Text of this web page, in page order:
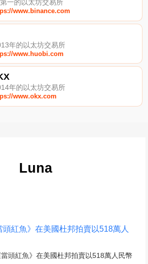
一的以太坊交易所
www.binance.com
年的以太坊交易所
www.huobi.com
年的以太坊交易所
www.okx.com
Luna
紅魚》在美國杜邦拍賣以518萬人
頭紅魚》在美國杜邦拍賣以518萬人民幣